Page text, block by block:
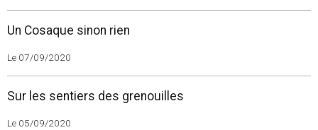
Un Cosaque sinon rien
Le 07/09/2020
Sur les sentiers des grenouilles
Le 05/09/2020